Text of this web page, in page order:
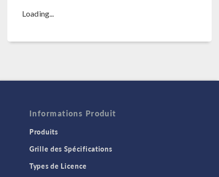
Loading...
Informations Produit
Produits
Grille des Spécifications
Types de Licence